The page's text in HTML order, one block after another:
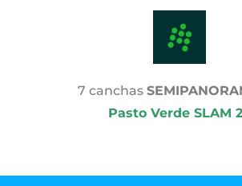
7 canchas
Pasto Verde SLAM